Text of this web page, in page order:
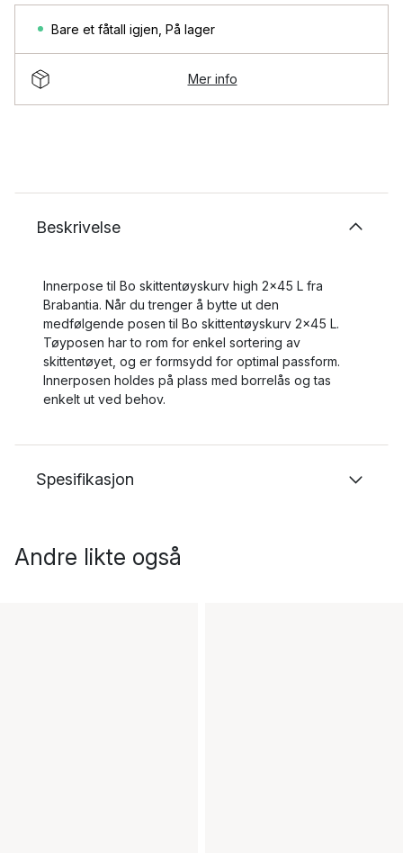
Bare et fåtall igjen På lager
Mer info
Beskrivelse
Innerpose til Bo skittentøyskurv high 2x45 L fra
Brabantia. Når du trenger å bytte ut den
medfølgende posen til Bo skittentøyskurv 2x45 L.
Tøyposen har to rom for enkel sortering av
skittentøyet, og er formsydd for optimal passform.
Innerposen holdes på plass med borrelås og tas
enkelt ut ved behov.
Spesifikasjon
Andre likte også